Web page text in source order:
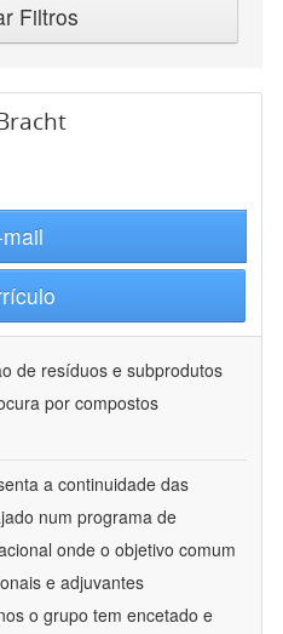
Filtros
de resíduos e subprodutos
por compostos
a continuidade das
num programa de
onde o objetivo comum
e adjuvantes
o grupo tem encetado e